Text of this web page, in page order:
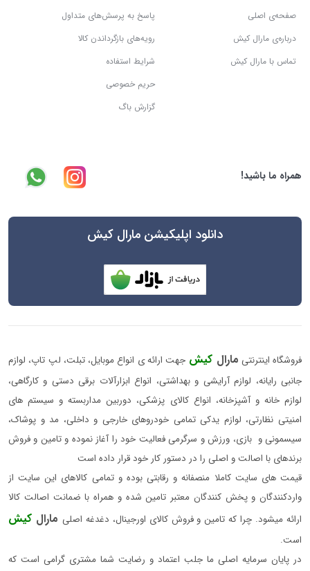
صفحه‌ی اصلی
درباره‌ی مارال کیش
تماس با مارال کیش
پاسخ به پرسش‌های متداول
رویه‌های بازگرداندن کالا
شرایط استفاده
حریم خصوصی
گزارش باگ
همراه ما باشید!
دانلود اپلیکیشن مارال کیش
فروشگاه اینترنتی مارال کیش جهت ارائه ی انواع موبایل، تبلت، لپ تاپ، لوازم
جانبی رایانه، لوازم آرایشی و بهداشتی، انواع ابزارآلات برقی دستی و کارگاهی،
لوازم خانه و آشپزخانه، انواع کالای پزشکی، دوربین مداربسته و سیستم های
امنیتی نظارتی، لوازم یدکی تمامی خودروهای خارجی و داخلی، مد و پوشاک،
سیسمونی و بازی، ورزش و سرگرمی فعالیت خود را آغاز نموده و تامین و فروش
برندهای با اصالت و اصلی را در دستور کار خود قرار داده است
قیمت های سایت کاملا منصفانه و رقابتی بوده و تمامی کالاهای این سایت از
واردکنندگان و پخش کنندگان معتبر تامین شده و همراه با ضمانت اصالت کالا
ارائه میشود. چرا که تامین و فروش کالای اورجینال، دغدغه اصلی مارال کیش
است.
در پایان سرمایه اصلی ما جلب اعتماد و رضایت شما مشتری گرامی است که